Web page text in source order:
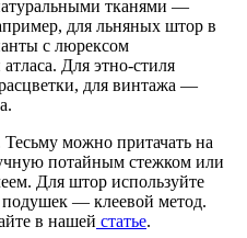
тканями —
для льняных штор в
с люрексом
Для этно-стиля
для винтажа —
можно притачать на
потайным стежком или
Для штор используйте
— клеевой метод.
в нашей статье.